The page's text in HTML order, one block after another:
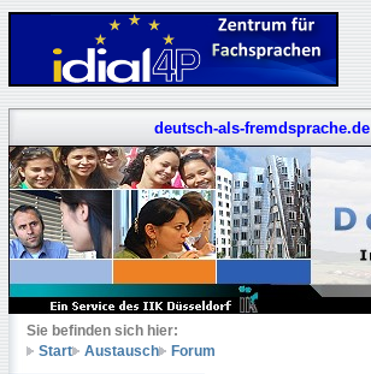
deutsch-als-fremdsprache.de
Sie befinden sich hier:
Start
Austausch Forum